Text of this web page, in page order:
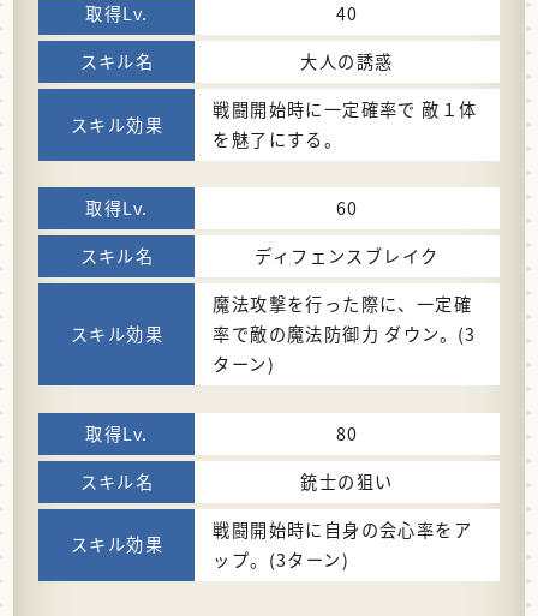
40
大人の誘惑
戦闘開始時に一定確率で 敵１体
を魅了にする。
60
ディフェンスブレイク
魔法攻撃を行った際に、一定確
率で敵の魔法防御力 ダウン。(3
ターン)
80
銃士の狙い
戦闘開始時に自身の会心率をア
ップ。(3ターン)